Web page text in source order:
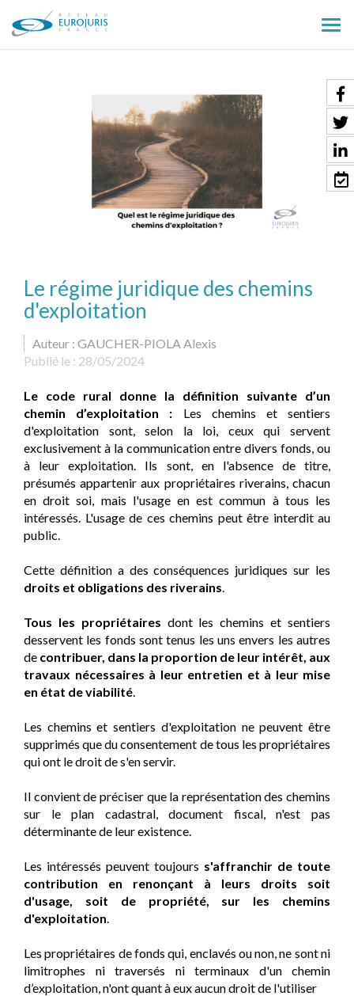
le
Le régime juridique des chemins
d'exploitation
Auteur : GAUCHER-PIOLA Alexis
Publié le : 28/05/2024
Le code rural donne la définition suivante d’un
chemin d’exploitation : Les chemins et sentiers
d'exploitation sont, selon la loi, ceux qui servent
exclusivement à la communication entre divers fonds, ou
à leur exploitation. Ils sont, en l'absence de titre,
présumés appartenir aux propriétaires riverains, chacun
en droit soi, mais l'usage en est commun à tous les
intéressés. L'usage de ces chemins peut être interdit au
public.
Cette définition a des conséquences juridiques sur les
droits et obligations des riverains.
Tous les propriétaires dont les chemins et sentiers
desservent les fonds sont tenus les uns envers les autres
de contribuer, dans la proportion de leur intérêt, aux
travaux nécessaires à leur entretien et à leur mise
en état de viabilité.
Les chemins et sentiers d'exploitation ne peuvent être
supprimés que du consentement de tous les propriétaires
qui ont le droit de s'en servir.
Il convient de préciser que la représentation des chemins
sur le plan cadastral, document fiscal, n'est pas
déterminante de leur existence.
Les intéressés peuvent toujours s'affranchir de toute
contribution en renonçant à leurs droits soit
d'usage, soit de propriété, sur les chemins
d'exploitation.
Les propriétaires de fonds qui, enclavés ou non, ne sont ni
limitrophes ni traversés ni terminaux d'un chemin
d’exploitation, n'ont quant à eux aucun droit de l'utiliser